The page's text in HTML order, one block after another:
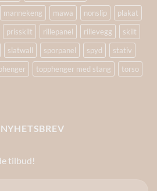
mannekeng mawa nonslip
plakat
prisskilt rillepanel rillevegg
skilt
slatwall sporpanel spyd
stativ
topphenger med stang
torso
tilbud!